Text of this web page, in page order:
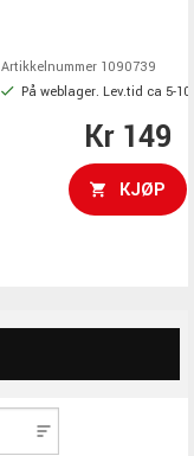
Artikkelnummer 1090739
På weblager. Lev.tid ca 5-
Kr 149
KJØP